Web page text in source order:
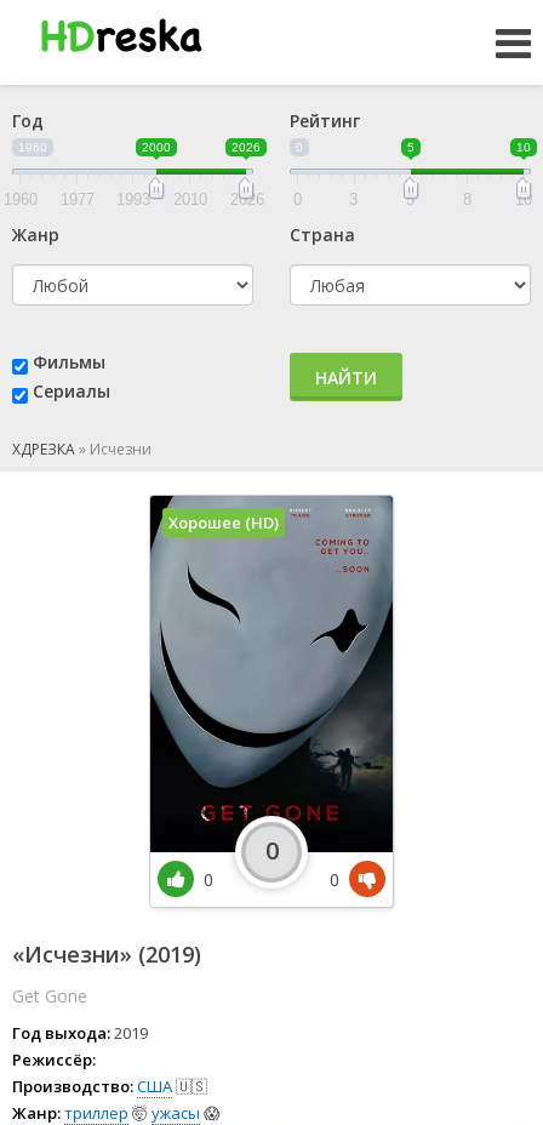
Год
1960 2000 2026
1960 1977 1993 2010 2026
Рейтинг
0 5 10
0 3 5 8 10
Жанр Страна
Фильмы
Сериалы
НАЙТИ
ХДРЕЗКА» Исчезни
«Исчезни» (2019)
Get Gone
Год выхода:2019
Режиссёр:
Производство:США🇺🇸
Жанр:триллер 🤯ужасы 😱
Хорошее (HD)
0
0
0